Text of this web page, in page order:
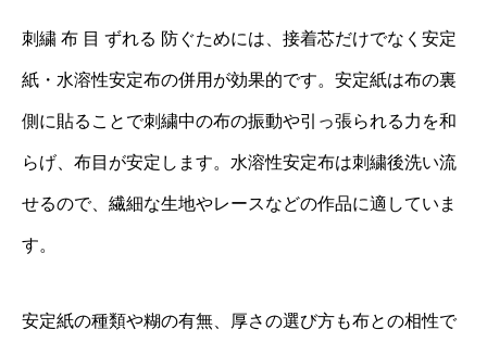
刺繍 布 目 ずれる 防ぐためには、接着芯だけでなく安定
紙・水溶性安定布の併用が効果的です。安定紙は布の裏
側に貼ることで刺繍中の布の振動や引っ張られる力を和
らげ、布目が安定します。水溶性安定布は刺繍後洗い流
せるので、繊細な生地やレースなどの作品に適していま
す。
安定紙の種類や糊の有無、厚さの選び方も布との相性で